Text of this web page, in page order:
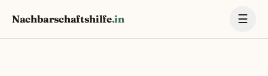
Nachbarschaftshilfe.in ☰